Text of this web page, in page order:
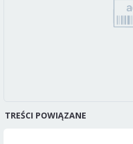
TREŚCI POWIĄZANE